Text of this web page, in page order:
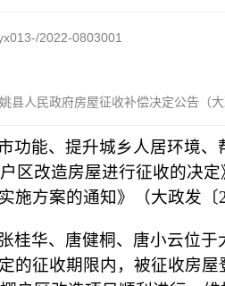
2022-0803001
人民政府房屋征收补偿决定公告（
功能、提升城乡人居环境
区改造房屋进行征收的决
施方案的通知》（大政发
桂华、唐健桐、唐小云位
的征收期限内，被征收房